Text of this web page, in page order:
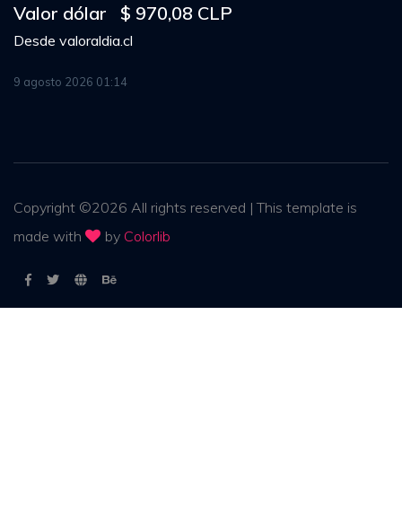
Valor dólar $ 970,08 CLP
Desde valoraldia.cl
9 agosto 2026 01:14
Copyright ©2026 All rights reserved | This template is
made with
by Colorlib